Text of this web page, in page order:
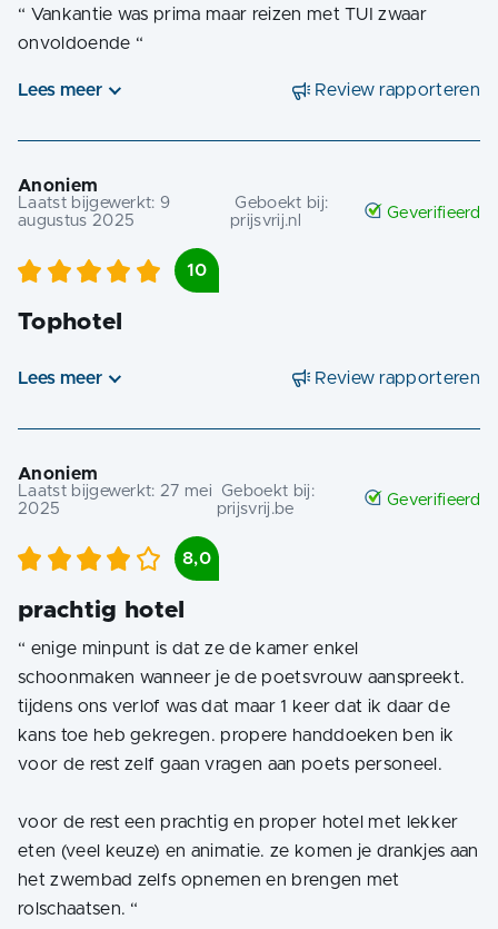
“ Vankantie was prima maar reizen met TUI zwaar
onvoldoende “
Lees meer Review rapporteren
Anoniem
Laatst bijgewerkt:9
augustus 2025
Geboekt bij:
prijsvrij.nl
Geverifieerd
10
Tophotel
Lees meer Review rapporteren
Anoniem
Laatst bijgewerkt: 27 mei
2025
Geboekt bij:
prijsvrij.be
Geverifieerd
8,0
prachtig hotel
“ enige minpunt is dat ze de kamer enkel
schoonmaken wanneer je de poetsvrouw aanspreekt.
tijdens ons verlof was dat maar 1 keer dat ik daar de
kans toe heb gekregen. propere handdoeken ben ik
voor de rest zelf gaan vragen aan poets personeel.
voor de rest een prachtig en proper hotel met lekker
eten (veel keuze) en animatie. ze komen je drankjes aan
het zwembad zelfs opnemen en brengen met
rolschaatsen. “